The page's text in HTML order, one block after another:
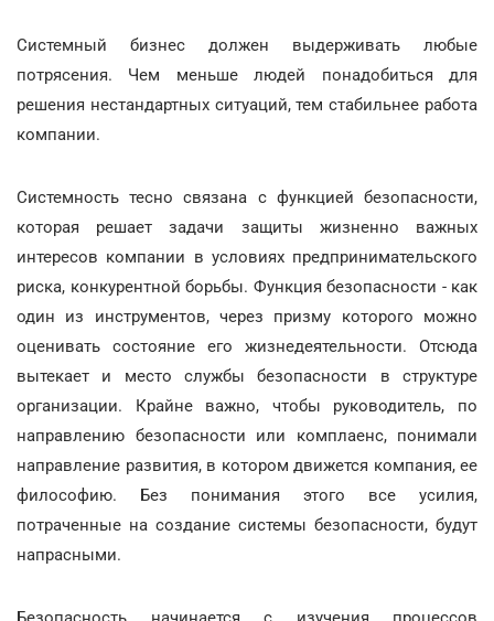
Системный бизнес должен выдерживать любые
потрясения. Чем меньше людей понадобиться для
решения нестандартных ситуаций, тем стабильнее работа
компании.
Системность тесно связана с функцией безопасности,
которая решает задачи защиты жизненно важных
интересов компании в условиях предпринимательского
риска, конкурентной борьбы. Функция безопасности - как
один из инструментов, через призму которого можно
оценивать состояние его жизнедеятельности. Отсюда
вытекает и место службы безопасности в структуре
организации. Крайне важно, чтобы руководитель, по
направлению безопасности или комплаенс, понимали
направление развития, в котором движется компания, ее
философию. Без понимания этого все усилия,
потраченные на создание системы безопасности, будут
напрасными.